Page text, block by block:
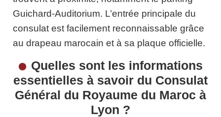
Guichard-Auditorium. L’entrée principale du
consulat est facilement reconnaissable grâce
au drapeau marocain et à sa plaque officielle.
Quelles sont les informations
essentielles à savoir du Consulat
Général du Royaume du Maroc à
Lyon ?